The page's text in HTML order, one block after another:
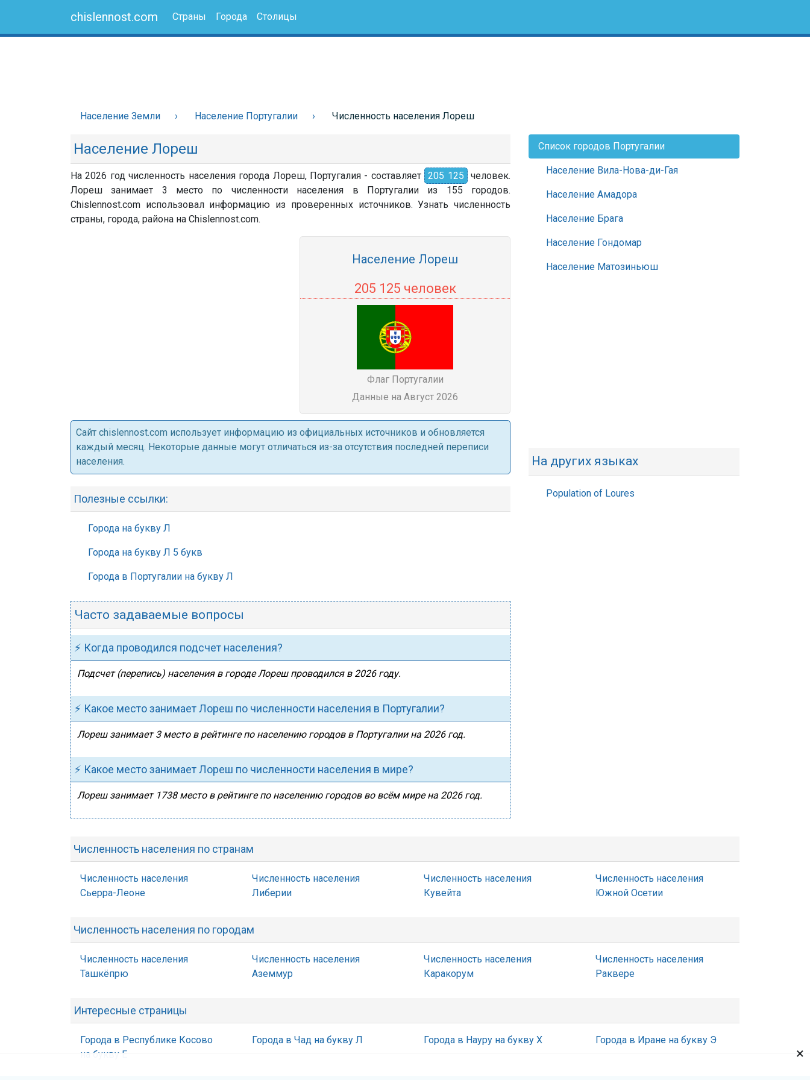
chislennost.com Страны Города Столицы
Население Земли Население Португалии Численность населения Лореш
Население Лореш
На 2026 год численность населения города Лореш, Португалия - составляет 205 125 человек.
Лореш занимает 3 место по численности населения в Португалии из 155 городов.
Chislennost.com использовал информацию из проверенных источников. Узнать численность
страны, города, района на Chislennost.com.
Население Лореш
205 125 человек
Флаг Португалии
Данные на Август 2026
Cайт chislennost.com использует информацию из официальных источников и обновляется
каждый месяц. Некоторые данные могут отличаться из-за отсутствия последней переписи
населения.
Полезные ссылки:
Города на букву Л
Города на букву Л 5 букв
Города в Португалии на букву Л
Часто задаваемые вопросы
⚡ Когда проводился подсчет населения?
Подсчет (перепись) населения в городе Лореш проводился в 2026 году.
⚡ Какое место занимает Лореш по численности населения в Португалии?
Лореш занимает 3 место в рейтинге по населению городов в Португалии на 2026 год.
⚡ Какое место занимает Лореш по численности населения в мире?
Лореш занимает 1738 место в рейтинге по населению городов во всём мире на 2026 год.
Список городов Португалии
Население Вила-Нова-ди-Гая
Население Амадора
Население Брага
Население Гондомар
Население Матозиньюш
На других языках
Population of Loures
Численность населения по странам
Численность населения
Сьерра-Леоне
Численность населения
Либерии
Численность населения
Кувейта
Численность населения
Южной Осетии
Численность населения по городам
Численность населения
Ташкёпрю
Численность населения
Аземмур
Численность населения
Каракорум
Численность населения
Раквере
Интересные страницы
Города в Республике Косово
на букву Е
Города в Чад на букву Л Города в Науру на букву Х Города в Иране на букву Э
×